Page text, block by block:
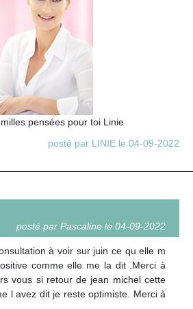
pensées pour toi Linie
posté par LINIE le 04-09-2022
posté par Pascaline le 04-09-2022
à voir sur juin ce qu elle m
comme elle me la dit .Merci à
vous si retour de jean michel cette
l avez dit je reste optimiste. Merci à